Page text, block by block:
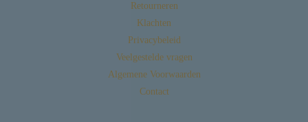
Retourneren
Klachten
Privacybeleid
Veelgestelde vragen
Algemene Voorwaarden
Contact